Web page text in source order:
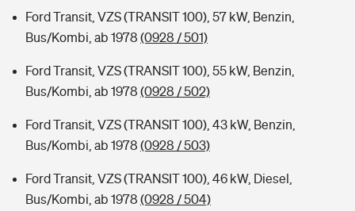
Ford Transit, VZS (TRANSIT 100), 57 kW, Benzin,
Bus/Kombi, ab 1978 (0928 / 501)
Ford Transit, VZS (TRANSIT 100), 55 kW, Benzin,
Bus/Kombi, ab 1978 (0928 / 502)
Ford Transit, VZS (TRANSIT 100), 43 kW, Benzin,
Bus/Kombi, ab 1978 (0928 / 503)
Ford Transit, VZS (TRANSIT 100), 46 kW, Diesel,
Bus/Kombi, ab 1978 (0928 / 504)